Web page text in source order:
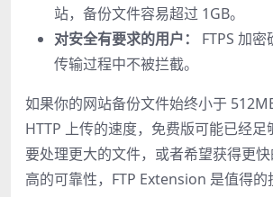
站，备份文件容易超过 1GB。
对安全有要求的用户：
FTPS 加
传输过程中不被拦截。
如果你的网站备份文件始终小于
HTTP 上传的速度，免费版可能已经足
要处理更大的文件，或者希望获得更
高的可靠性，FTP Extension 是值得的